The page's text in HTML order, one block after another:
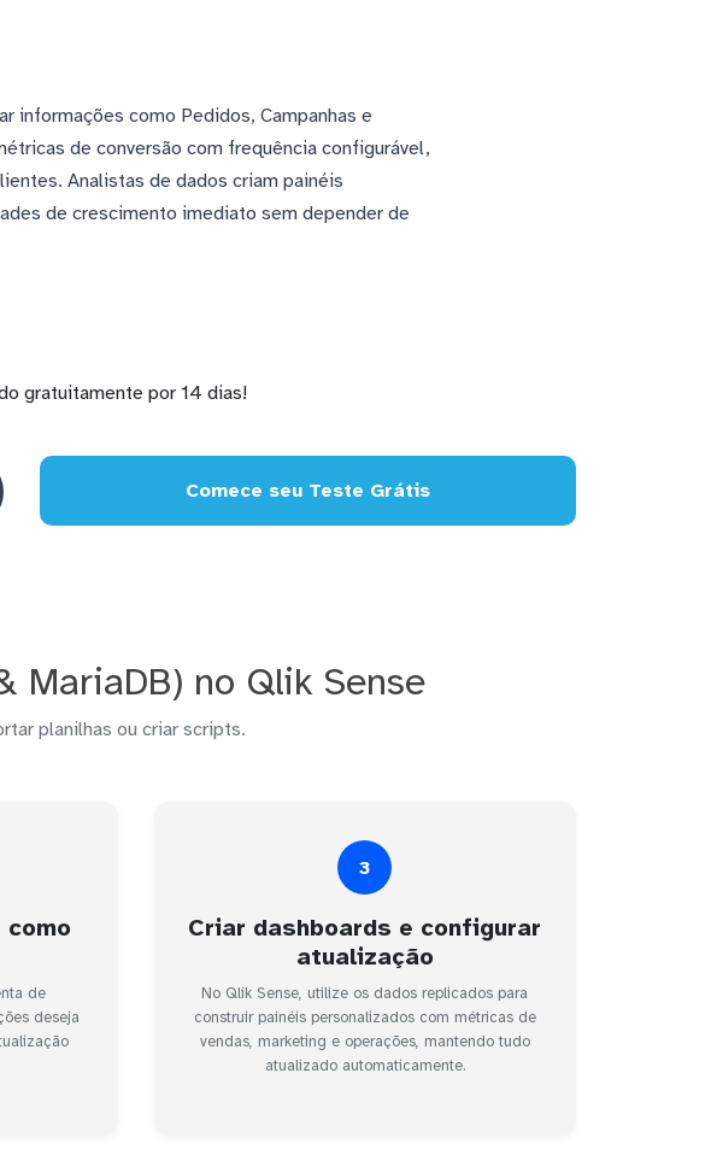
informações como Pedidos, Campanhas e
de conversão com frequência configurável,
Analistas de dados criam painéis
de crescimento imediato sem depender de
gratuitamente por 14 dias!
Comece seu Teste Grátis
MariaDB) no Qlik Sense
planilhas ou criar scripts.
de
deseja
3
Criar dashboards e configurar
atualização
No Qlik Sense, utilize os dados replicados para
construir painéis personalizados com métricas de
vendas, marketing e operações, mantendo tudo
atualizado automaticamente.